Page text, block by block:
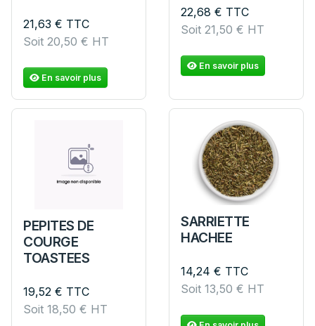
21,63 € TTC
Soit 20,50 € HT
En savoir plus
22,68 € TTC
Soit 21,50 € HT
En savoir plus
PEPITES DE
COURGE
TOASTEES
19,52 € TTC
Soit 18,50 € HT
SARRIETTE
HACHEE
14,24 € TTC
Soit 13,50 € HT